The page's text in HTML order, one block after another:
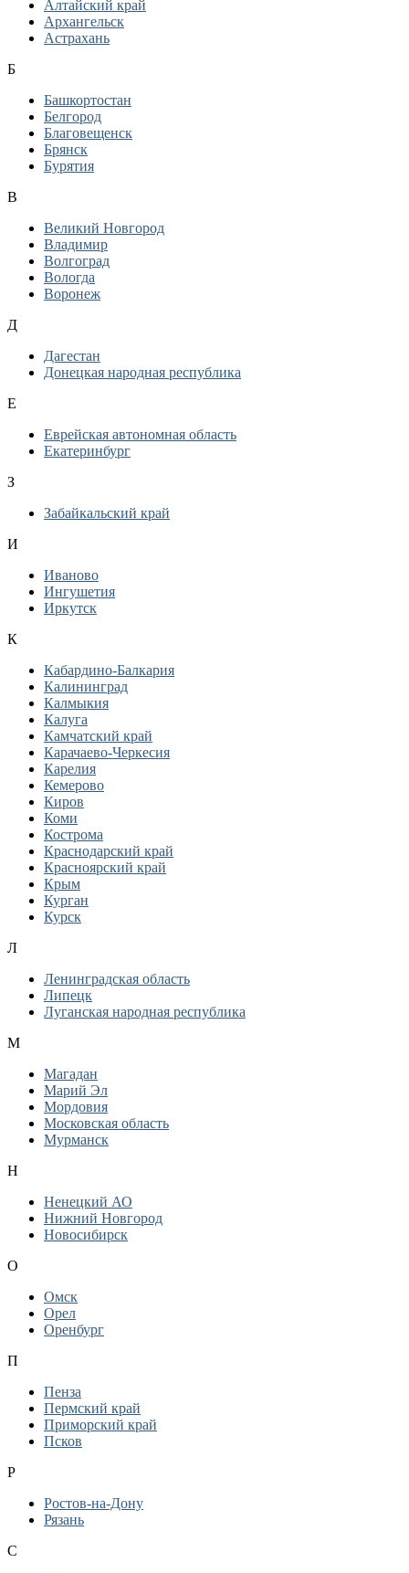
Алтайский край
Архангельск
Астрахань
Б
Башкортостан
Белгород
Благовещенск
Брянск
Бурятия
В
Великий Новгород
Владимир
Волгоград
Вологда
Воронеж
Д
Дагестан
Донецкая народная республика
Е
Еврейская автономная область
Екатеринбург
З
Забайкальский край
И
Иваново
Ингушетия
Иркутск
К
Кабардино-Балкария
Калининград
Калмыкия
Калуга
Камчатский край
Карачаево-Черкесия
Карелия
Кемерово
Киров
Коми
Кострома
Краснодарский край
Красноярский край
Крым
Курган
Курск
Л
Ленинградская область
Липецк
Луганская народная республика
М
Магадан
Марий Эл
Мордовия
Московская область
Мурманск
Н
Ненецкий АО
Нижний Новгород
Новосибирск
О
Омск
Орел
Оренбург
П
Пенза
Пермский край
Приморский край
Псков
Р
Ростов-на-Дону
Рязань
С